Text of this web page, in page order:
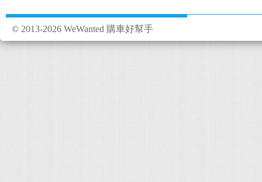
© 2013-2026 WeWanted 購車好幫手